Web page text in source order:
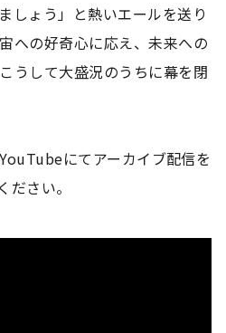
しょう」と熱いエールを送り
への好奇心に応え、未来への
うして大盛況のうちに幕を閉
にてアーカイブ配信を
ださい。